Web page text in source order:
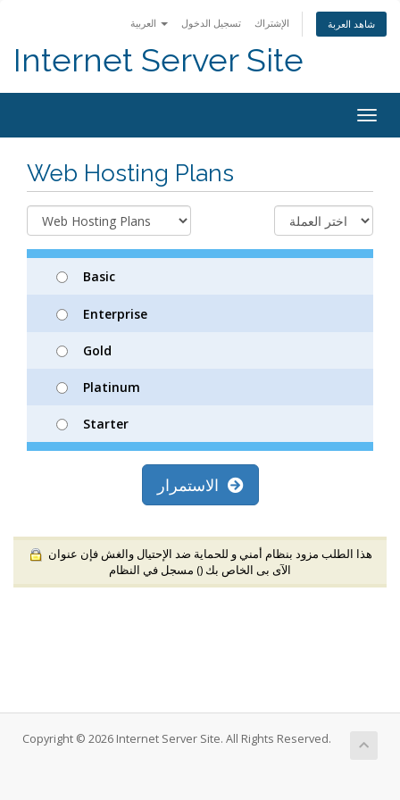
تسجيل الدخول الإشتراك شاهد العربة
Internet Server Site
Web Hosting Plans
Basic
Enterprise
Gold
Platinum
Starter
الآى بى الخاص بك () مسجل في النظام
Copyright © 2026 Internet Server Site. All Rights Reserved.